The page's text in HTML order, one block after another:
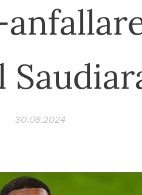
30.08.2024